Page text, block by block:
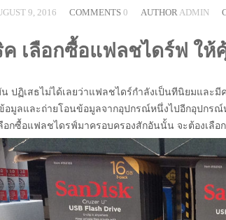
9, 2016 COMMENTS 0 AUTHOR ADMIN
ค เลือกซื้อแฟลชไดร์ฟ ให้
ปฏิเสธไม่ได้เลยว่าแฟลชไดร์กำลังเป็นทีนิยมและ
อมูลและถ่ายโอนข้อมูลจากอุปกรณ์หนึ่งไปอีกอุปกร
อกซื้อแฟลชไดรฟ์มาครอบครองสักอันนั้น จะต้องเลื